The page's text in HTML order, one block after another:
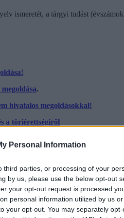
Personal Information
parties, or processing of your
by us, please use the below opt-out
your opt-out request is processed
personal information utilized by us
your opt-out. You may separately
ismeretét, a tárgyi tudást
.
hivatalos megoldásokkal!
a töriérettségiről
történelemhez kell
kell írni.
is, és nem fogsz lemaradni a